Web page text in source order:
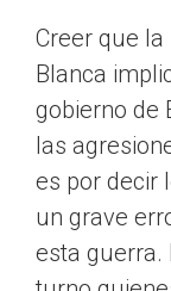
Creer que
Blanca
gobierno de
las
es por decir
un grave
esta guerra.